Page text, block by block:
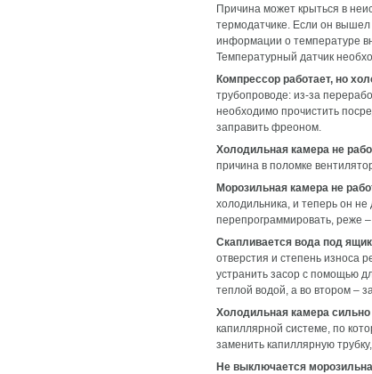
Причина может крыться в
термодатчике. Если он
информации о температуре
Температурный датчик
Компрессор работает, но
трубопроводе: из-за
необходимо прочистить
заправить фреоном.
Холодильная камера не
причина в поломке
Морозильная камера не
холодильника, и теперь он
перепрограммировать, реже
Скапливается вода под
отверстия и степень износа
устранить засор с помощью
теплой водой, а во втором –
Холодильная камера сильно
капиллярной системе, по
заменить капиллярную
Не выключается